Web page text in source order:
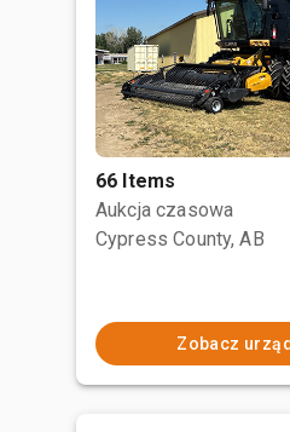
66 Items
Aukcja czasowa
Cypress County, AB
Zobacz